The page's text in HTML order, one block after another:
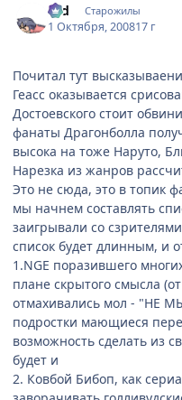
Old Старожилы
1 Октября, 200817 г
Почитал тут
Геасс оказывается
Достоевского стоит
фанаты Драгонболла
высока на тоже Наруто,
Нарезка из жанров
Это не сюда, это в топик
мы начнем составлять
заигрывали со
список будет длинным, и
1.NGE поразившего
плане скрытого смысла
отмахивались мол - "НЕ
подростки мающиеся
возможность сделать из
будет и
2. Ковбой Бибоп, как